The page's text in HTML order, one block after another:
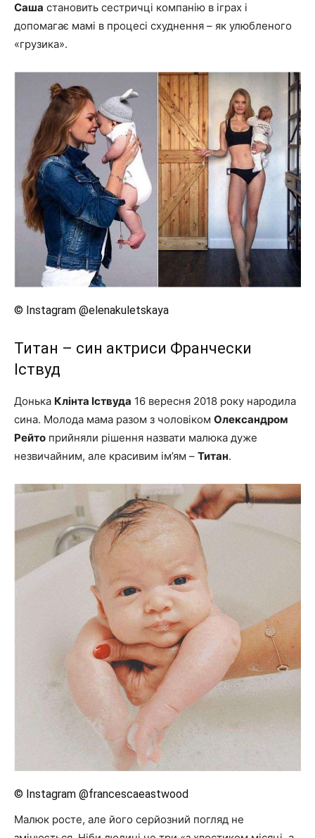
Саша становить сестричці компанію в іграх і
допомагає мамі в процесі схуднення – як улюбленого
«грузика».
© Instagram @elenakuletskaya
Титан – син актриси Франчески
Іствуд
Донька Клінта Іствуда 16 вересня 2018 року народила
сина. Молода мама разом з чоловіком Олександром
Рейто прийняли рішення назвати малюка дуже
незвичайним, але красивим ім’ям – Титан.
© Instagram @francescaeastwood
Малюк росте, але його серйозний погляд не